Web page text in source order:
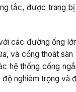
tắc, được trang
các đường ống
và cống thoát
hệ thống cống
nghiêm trọng và